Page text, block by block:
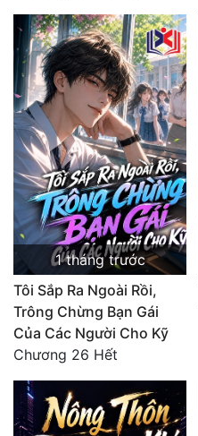
1 tháng trước
Tôi Sắp Ra Ngoài Rồi,
Trông Chừng Bạn Gái
Của Các Người Cho Kỹ
Chương 26 Hết